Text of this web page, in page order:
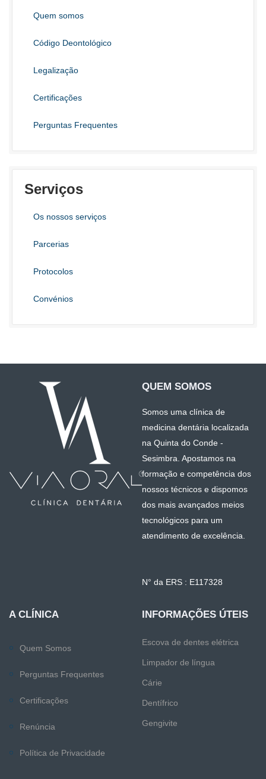
Quem somos
Código Deontológico
Legalização
Certificações
Perguntas Frequentes
Serviços
Os nossos serviços
Parcerias
Protocolos
Convénios
QUEM SOMOS
Somos uma clínica de
medicina dentária localizada
na Quinta do Conde -
Sesimbra. Apostamos na
formação e competência dos
nossos técnicos e dispomos
dos mais avançados meios
tecnológicos para um
atendimento de excelência.
N° da ERS : E117328
A CLÍNICA
Quem Somos
Perguntas Frequentes
Certificações
Renúncia
Política de Privacidade
INFORMAÇÕES ÚTEIS
Escova de dentes elétrica
Limpador de língua
Cárie
Dentífrico
Gengivite